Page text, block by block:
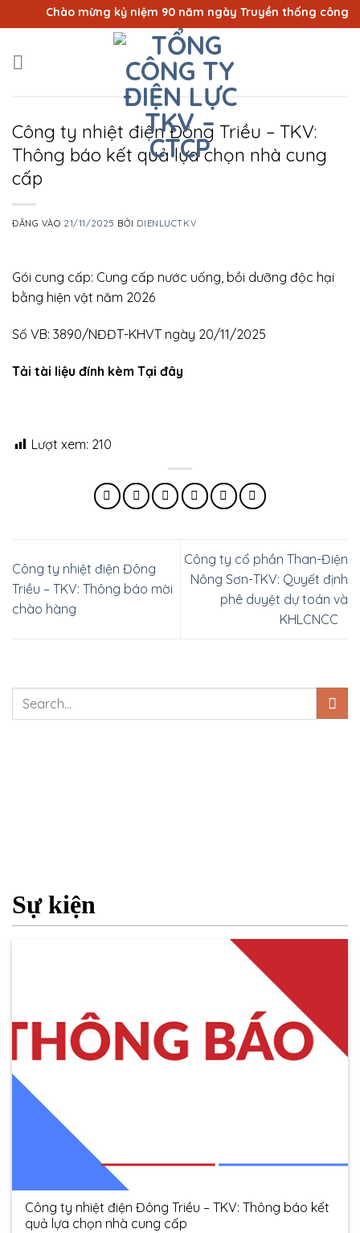
qua
dung
Chào mừng kỷ niệm 90 năm ngày Truyền thống công
Công ty nhiệt điện Đông Triều – TKV:
Thông báo kết quả lựa chọn nhà cung
cấp
ĐĂNG VÀO 21/11/2025 BỞI DIENLUCTKV
Gói cung cấp: Cung cấp nước uống, bồi dưỡng độc hại
bằng hiện vật năm 2026
Số VB: 3890/NĐĐT-KHVT ngày 20/11/2025
Tải tài liệu đính kèm Tại đây
Lượt xem: 210
Công ty nhiệt điện Đông
Triều – TKV: Thông báo mời
chào hàng
Công ty cổ phần Than-Điện
Nông Sơn-TKV: Quyết định
phê duyệt dự toán và
KHLCNCC
Sự kiện
Công ty nhiệt điện Đông Triều – TKV: Thông báo kết
quả lựa chọn nhà cung cấp